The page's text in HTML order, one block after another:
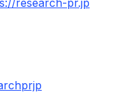
research-pr.jp